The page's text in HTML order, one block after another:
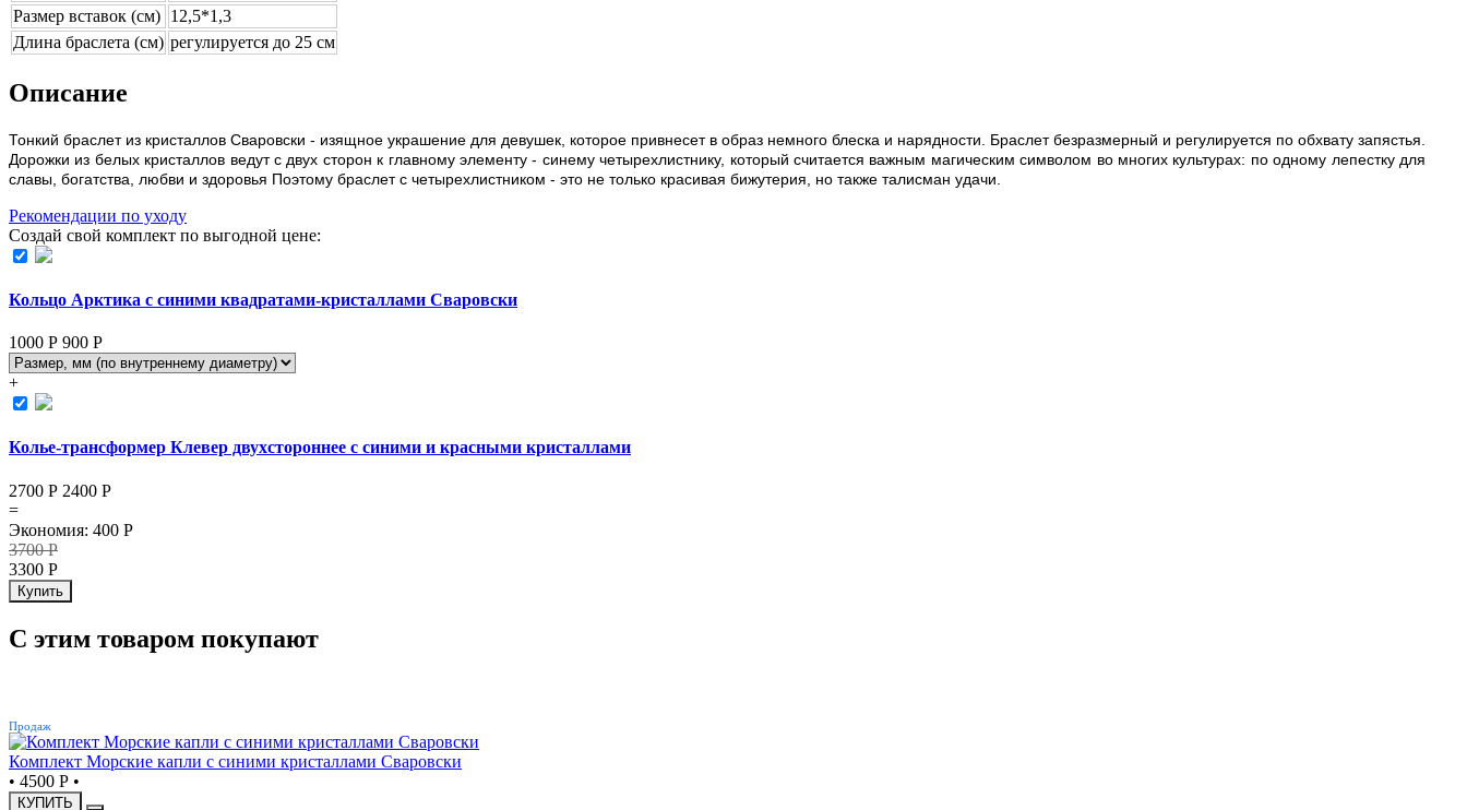
Размер вставок (см) 12,5*1,3
Длина браслета (см) регулируется до 25 см
Описание
Тонкий браслет из кристаллов Сваровски - изящное украшение для девушек, которое привнесет в образ немного блеска и нарядности. Браслет безразмерный и регулируется по обхвату запястья.
Дорожки из белых кристаллов ведут с двух сторон к главному элементу - синему четырехлистнику, который считается важным магическим символом во многих культурах: по одному лепестку для
славы, богатства, любви и здоровья Поэтому браслет с четырехлистником - это не только красивая бижутерия, но также талисман удачи.
Рекомендации по уходу
Создай свой комплект по выгодной цене:
Кольцо Арктика с синими квадратами-кристаллами Сваровски
1000 Р 900 Р
+
Колье-трансформер Клевер двухстороннее с синими и красными кристаллами
2700 Р 2400 Р
=
Экономия: 400 Р
3700Р
3300 Р
Купить
С этим товаром покупают
Продаж
Комплект Морские капли с синими кристаллами Сваровски
• 4500 Р •
КУПИТЬ